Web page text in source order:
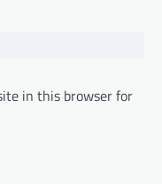
in this browser for